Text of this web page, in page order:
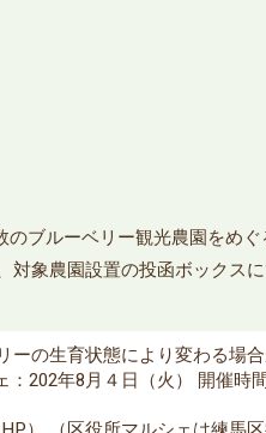
ブルーベリー観光農園をめ
象農園設置の投函ボックス
の生育状態により変わる場
：202年8月４日（火） 開催時